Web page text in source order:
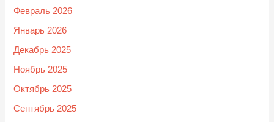
Февраль 2026
Январь 2026
Декабрь 2025
Ноябрь 2025
Октябрь 2025
Сентябрь 2025